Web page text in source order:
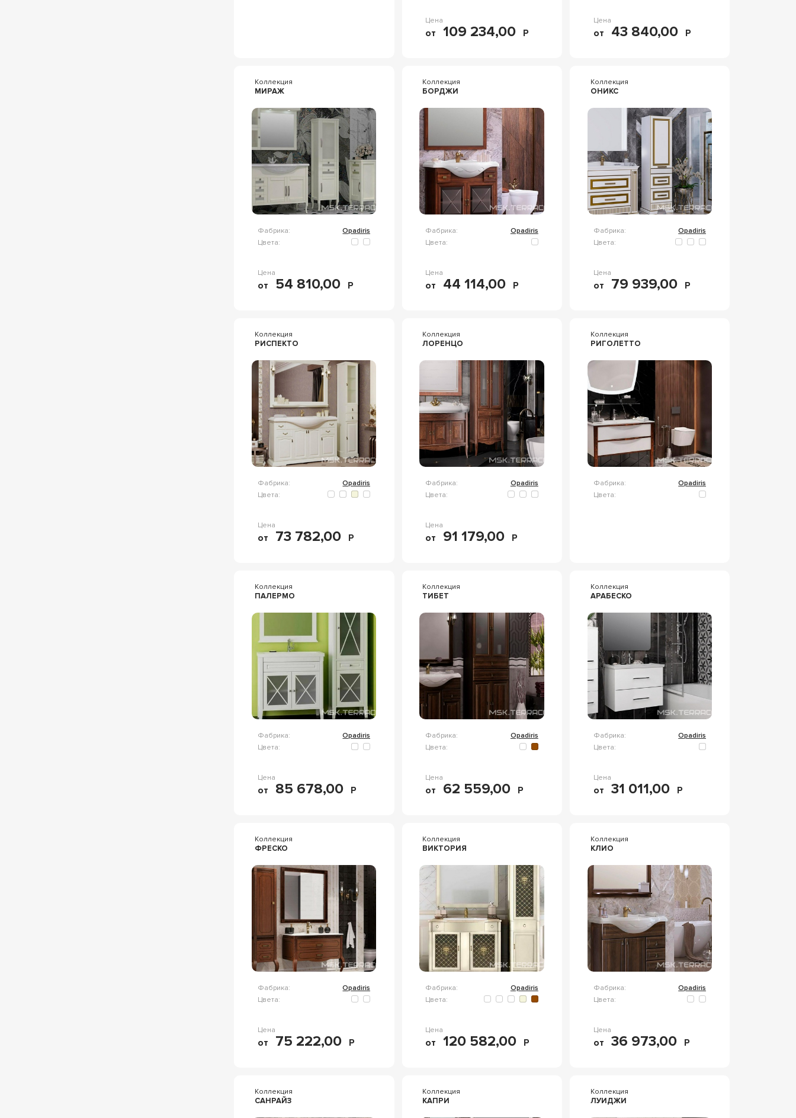
Цена
от 109 234,00 Р
Цена
от 43 840,00 Р
Коллекция
МИРАЖ
Фабрика:
Opadiris
Цвета:
Цена
от 54 810,00 Р
Коллекция
БОРДЖИ
Фабрика:
Opadiris
Цвета:
Цена
от 44 114,00 Р
Коллекция
ОНИКС
Фабрика:
Opadiris
Цвета:
Цена
от 79 939,00 Р
Коллекция
РИСПЕКТО
Фабрика:
Opadiris
Цвета:
Цена
от 73 782,00 Р
Коллекция
ЛОРЕНЦО
Фабрика:
Opadiris
Цвета:
Цена
от 91 179,00 Р
Коллекция
РИГОЛЕТТО
Фабрика:
Opadiris
Цвета:
Коллекция
ПАЛЕРМО
Фабрика:
Opadiris
Цвета:
Цена
от 85 678,00 Р
Коллекция
ТИБЕТ
Фабрика:
Opadiris
Цвета:
Цена
от 62 559,00 Р
Коллекция
АРАБЕСКО
Фабрика:
Opadiris
Цвета:
Цена
от 31 011,00 Р
Коллекция
ФРЕСКО
Фабрика:
Opadiris
Цвета:
Цена
от 75 222,00 Р
Коллекция
ВИКТОРИЯ
Фабрика:
Opadiris
Цвета:
Цена
от 120 582,00 Р
Коллекция
КЛИО
Фабрика:
Opadiris
Цвета:
Цена
от 36 973,00 Р
Коллекция
САНРАЙЗ
Коллекция
КАПРИ
Коллекция
ЛУИДЖИ